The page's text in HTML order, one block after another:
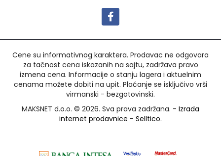
Cene su informativnog karaktera. Prodavac ne odgovara
za tačnost cena iskazanih na sajtu, zadržava pravo
izmena cena. Informacije o stanju lagera i aktuelnim
cenama možete dobiti na upit. Plaćanje se isključivo vrši
virmanski - bezgotovinski.
MAKSNET d.o.o. © 2026. Sva prava zadržana. - Izrada
internet prodavnice - Selltico.